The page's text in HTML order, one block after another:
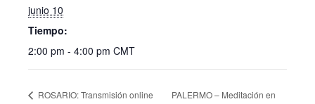
junio 10
Tiempo:
2:00 pm - 4:00 pm CMT
ROSARIO: Transmisión online
PALERMO – Meditación en